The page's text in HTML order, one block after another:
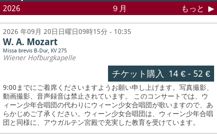
2026 ９月 もっと
2026 年09月 20日日曜日09時15分 - 10:35
W. A. Mozart
Missa brevis B-Dur, KV 275
Wiener Hofburgkapelle
チケット購入 14 €- 52 €
9:00までにご着席くださいますようお願い申し上げます。写真撮影、
動画撮影、音声録音は禁止されています。 このコンサートでは、ウ
ィーン少年合唱団の代わりにウィーン少女合唱団が歌いますので、あ
らかじめご了承ください。ウィーン少女合唱団は、ウィーン少年合唱
団と同様に、アウガルテン宮殿で充実した教育を受けています。